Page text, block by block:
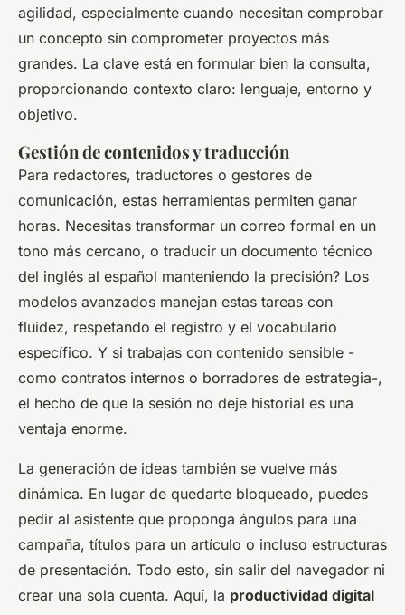
agilidad, especialmente cuando necesitan comprobar
un concepto sin comprometer proyectos más
grandes. La clave está en formular bien la consulta,
proporcionando contexto claro: lenguaje, entorno y
objetivo.
Gestión de contenidos y traducción
Para redactores, traductores o gestores de
comunicación, estas herramientas permiten ganar
horas. Necesitas transformar un correo formal en un
tono más cercano, o traducir un documento técnico
del inglés al español manteniendo la precisión? Los
modelos avanzados manejan estas tareas con
fluidez, respetando el registro y el vocabulario
específico. Y si trabajas con contenido sensible -
como contratos internos o borradores de estrategia-,
el hecho de que la sesión no deje historial es una
ventaja enorme.
La generación de ideas también se vuelve más
dinámica. En lugar de quedarte bloqueado, puedes
pedir al asistente que proponga ángulos para una
campaña, títulos para un artículo o incluso estructuras
de presentación. Todo esto, sin salir del navegador ni
crear una sola cuenta. Aquí, la productividad digital